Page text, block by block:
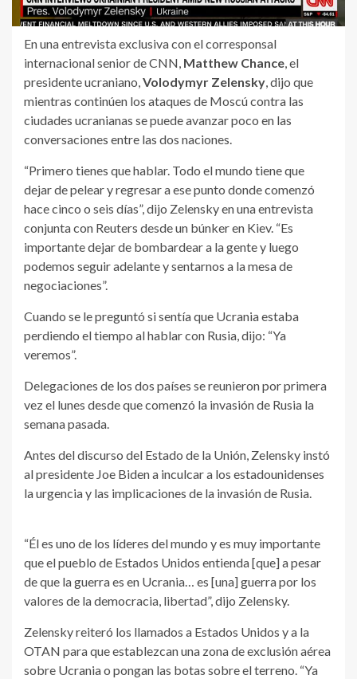
En una entrevista exclusiva con el corresponsal
internacional senior de CNN, Matthew Chance, el
presidente ucraniano,Volodymyr Zelensky, dijo que
mientras continúen los ataques de Moscú contra las
ciudades ucranianas se puede avanzar poco en las
conversaciones entre las dos naciones.
“Primero tienes que hablar. Todo el mundo tiene que
dejar de pelear y regresar a ese punto donde comenzó
hace cinco o seis días”, dijo Zelensky en una entrevista
conjunta con Reuters desde un búnker en Kiev. “Es
importante dejar de bombardear a la gente y luego
podemos seguir adelante y sentarnos a la mesa de
negociaciones”.
Cuando se le preguntó si sentía que Ucrania estaba
perdiendo el tiempo al hablar con Rusia, dijo: “Ya
veremos”.
Delegaciones de los dos países se reunieron por primera
vez el lunes desde que comenzó la invasión de Rusia la
semana pasada.
Antes del discurso del Estado de la Unión, Zelensky instó
al presidente Joe Biden a inculcar a los estadounidenses
la urgencia y las implicaciones de la invasión de Rusia.
“Él es uno de los líderes del mundo y es muy importante
que el pueblo de Estados Unidos entienda [que] a pesar
de que la guerra es en Ucrania… es [una] guerra por los
valores de la democracia, libertad”, dijo Zelensky.
Zelensky reiteró los llamados a Estados Unidos y a la
OTAN para que establezcan una zona de exclusión aérea
sobre Ucrania o pongan las botas sobre el terreno. “Ya